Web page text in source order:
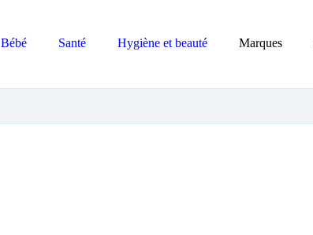
Bébé Santé Hygiène et beauté Marques